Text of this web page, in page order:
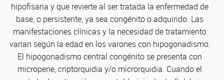
hipofisaria y que revierte al ser tratada la enfermedad de
base, o persistente, ya sea congénito o adquirido. Las
manifestaciones clínicas y la necesidad de tratamiento
varían según la edad en los varones con hipogonadismo.
El hipogonadismo central congénito se presenta con
micropene, criptorquidia y/o microrquidia. Cuando el